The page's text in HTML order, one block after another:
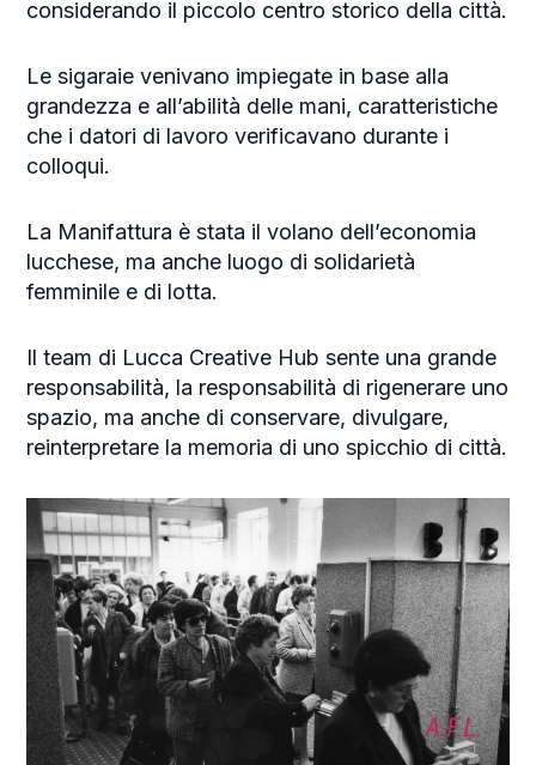
considerando il piccolo centro storico della città.
Le sigaraie venivano impiegate in base alla
grandezza e all’abilità delle mani, caratteristiche
che i datori di lavoro verificavano durante i
colloqui.
La Manifattura è stata il volano dell’economia
lucchese, ma anche luogo di solidarietà
femminile e di lotta.
Il team di Lucca Creative Hub sente una grande
responsabilità, la responsabilità di rigenerare uno
spazio, ma anche di conservare, divulgare,
reinterpretare la memoria di uno spicchio di città.